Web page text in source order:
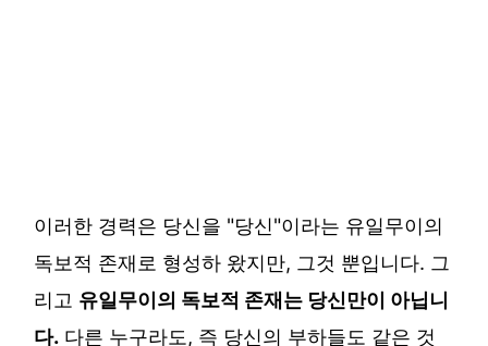
이러한 경력은 당신을 "당신"이라는 유일무이의
독보적 존재로 형성하 왔지만, 그것 뿐입니다. 그
리고 유일무이의 독보적 존재는 당신만이 아닙니
다. 다른 누구라도, 즉 당신의 부하들도 같은 것